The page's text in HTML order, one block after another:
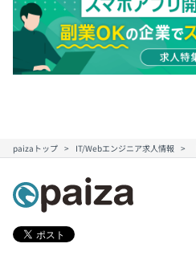
paizaトップ IT/Webエンジニア求人情報